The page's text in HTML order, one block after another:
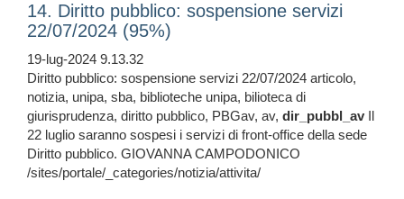
14. Diritto pubblico: sospensione servizi
22/07/2024 (95%)
19-lug-2024 9.13.32
Diritto pubblico: sospensione servizi 22/07/2024 articolo,
notizia, unipa, sba, biblioteche unipa, bilioteca di
giurisprudenza, diritto pubblico, PBGav, av, dir_pubbl_av Il
22 luglio saranno sospesi i servizi di front-office della sede
Diritto pubblico. GIOVANNA CAMPODONICO
/sites/portale/_categories/notizia/attivita/